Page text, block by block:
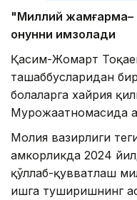
"Миллий жамғарма–
қонунни имзолади
Қасим-Жомарт
ташаббусларидан
болаларга хайрия
Мурожаатномасида
Молия вазирлиги
ҳамкорликда 2024
қўллаб-қувватлаш
ишга туширишнинг